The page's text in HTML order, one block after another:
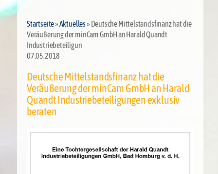
Startseite»Aktuelles» Deutsche Mittelstandsfinanz hat die
Veräußerung der minCam GmbH an Harald Quandt
Industriebeteiligun
07.05.2018
Deutsche Mittelstandsfinanz hat die
Veräußerung der minCam GmbH an Harald
Quandt Industriebeteiligungen exklusiv
beraten